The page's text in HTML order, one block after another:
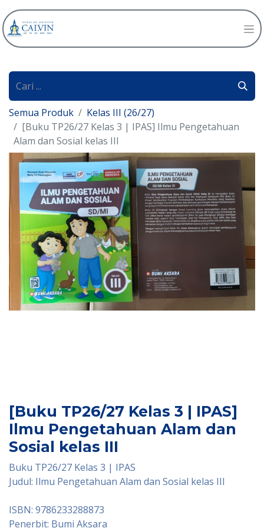
Semua Produk
Kelas III (26/27)
[Buku TP26/27 Kelas 3 | IPAS] Ilmu Pengetahuan
Alam dan Sosial kelas III
[Buku TP26/27 Kelas 3 | IPAS]
Ilmu Pengetahuan Alam dan
Sosial kelas III
Buku TP26/27 Kelas 3 | IPAS
Judul: Ilmu Pengetahuan Alam dan Sosial kelas III
ISBN: 9786233288873
Penerbit: Bumi Aksara